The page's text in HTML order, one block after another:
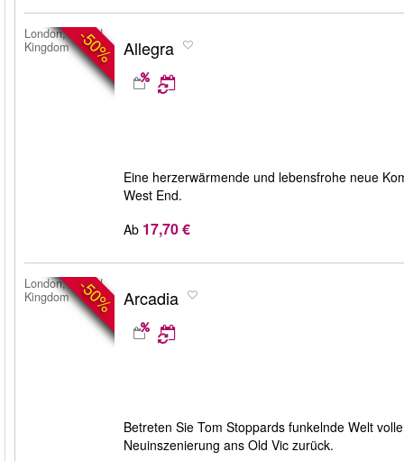
-50%
London, United
Kingdom
Allegra
Eine herzerwärmende und lebensfrohe neue
West End.
Ab 17,70 €
-50%
London, United
Kingdom
Arcadia
Betreten Sie Tom Stoppards funkelnde Welt
Neuinszenierung ans Old Vic zurück.